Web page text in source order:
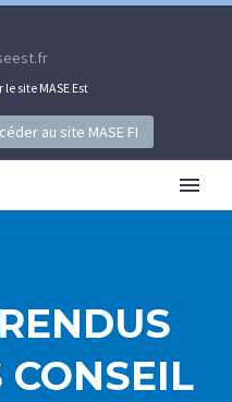
le site MASE Est
au site MASE FI
CONSEIL